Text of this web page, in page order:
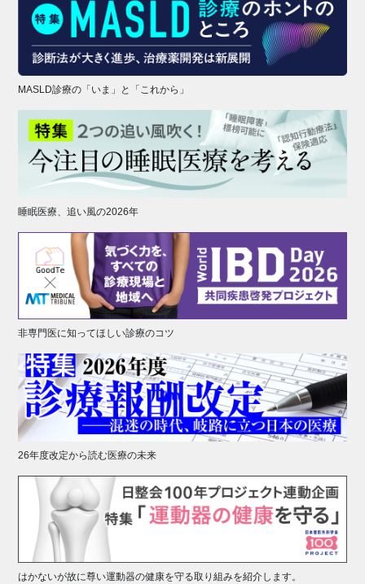
MASLD診療の「いま」と「これから」
睡眠医療、追い風の2026年
非専門医に知ってほしい診療のコツ
26年度改定から読む医療の未来
はかないが故に尊い運動器の健康を守る取り組みを紹介します。